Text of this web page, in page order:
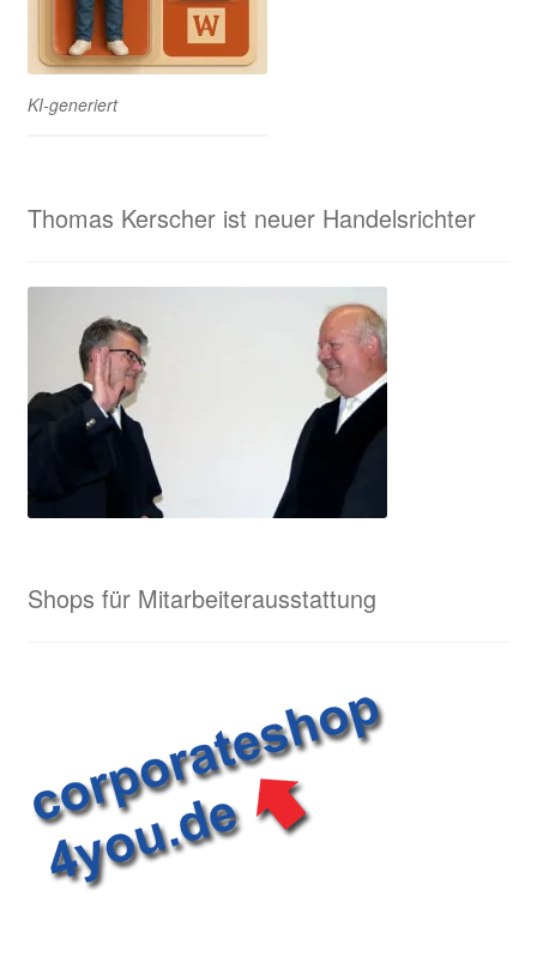
KI-generiert
Thomas Kerscher ist neuer Handelsrichter
Shops für Mitarbeiterausstattung